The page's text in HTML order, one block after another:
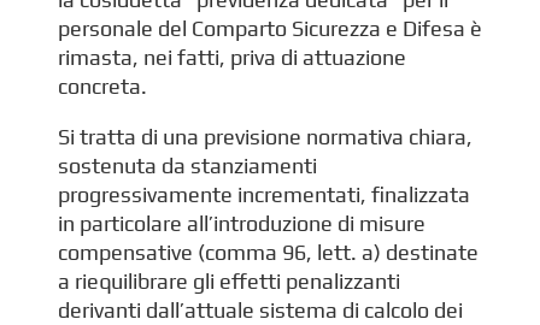
personale del Comparto Sicurezza e Difesa è
rimasta, nei fatti, priva di attuazione
concreta.
Si tratta di una previsione normativa chiara,
sostenuta da stanziamenti
progressivamente incrementati, finalizzata
in particolare all’introduzione di misure
compensative (comma 96, lett. a) destinate
a riequilibrare gli effetti penalizzanti
derivanti dall’attuale sistema di calcolo dei